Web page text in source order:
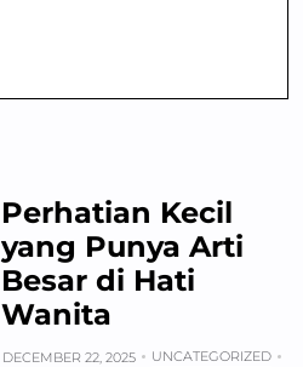
Perhatian Kecil
yang Punya Arti
Besar di Hati
Wanita
DECEMBER 22, 2025
UNCATEGORIZED